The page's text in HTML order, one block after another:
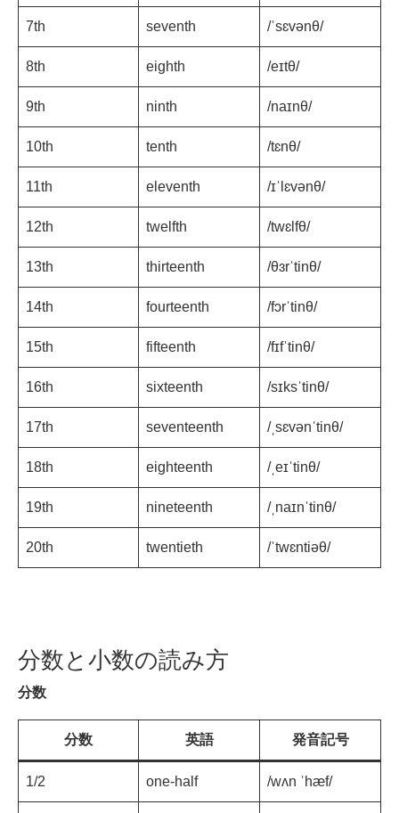
7th seventh /ˈsɛvənθ/
8th eighth /eɪtθ/
9th ninth /naɪnθ/
10th tenth /tɛnθ/
11th eleventh /ɪˈlɛvənθ/
12th twelfth /twɛlfθ/
13th thirteenth /θɜrˈtinθ/
14th fourteenth /fɔrˈtinθ/
15th fifteenth /fɪfˈtinθ/
16th sixteenth /sɪksˈtinθ/
17th seventeenth /ˌsɛvənˈtinθ/
18th eighteenth /ˌeɪˈtinθ/
19th nineteenth /ˌnaɪnˈtinθ/
20th twentieth /ˈtwɛntiəθ/
分数と小数の読み方
分数
分数 英語 発音記号
1/2 one-half /wʌn ˈhæf/